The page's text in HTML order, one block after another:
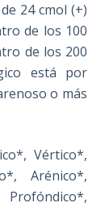
24 cmol (+)
de los 100
de los 200
está por
o más
Vértico*,
Arénico*,